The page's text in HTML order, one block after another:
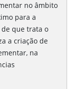
no âmbito
para a
de que trata o
a criação de
na